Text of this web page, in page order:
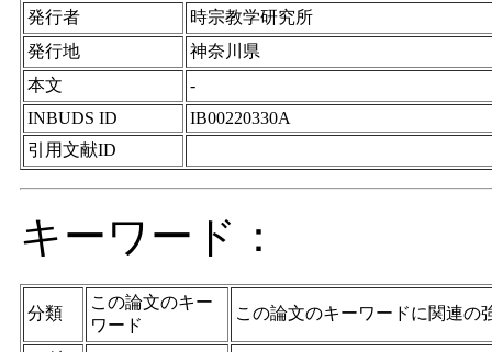
発行者
時宗教学研究所
発行地
神奈川県
本文
-
INBUDS ID
IB00220330A
引用文献ID
キーワード：
分類
この論文のキー
ワード
この論文のキーワードに関連の